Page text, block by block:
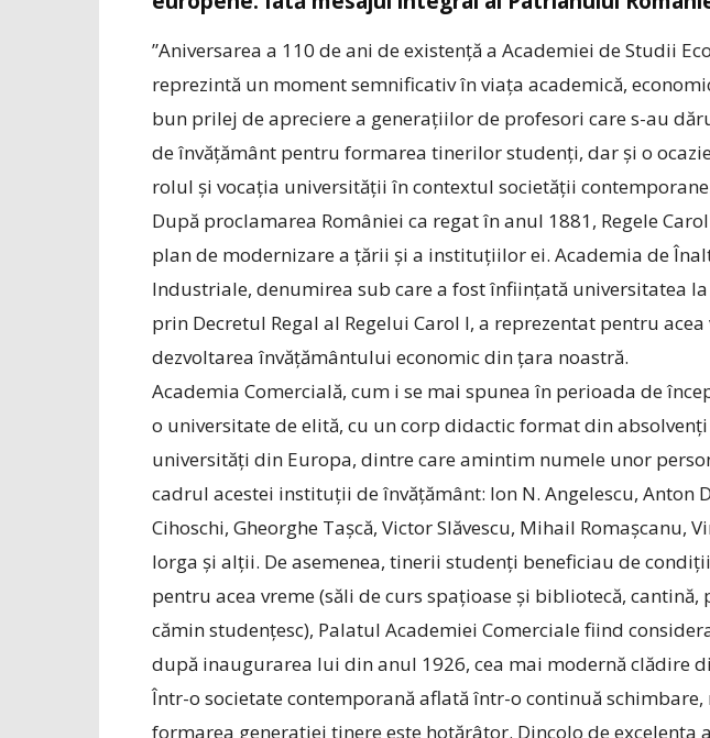
”Aniversarea a 110 de ani de existență a Academiei de Studii
reprezintă un moment semnificativ în viața academică,
bun prilej de apreciere a generațiilor de profesori care s-au
de învățământ pentru formarea tinerilor studenți, dar și o
rolul și vocația universității în contextul societății
După proclamarea României ca regat în anul 1881, Regele
plan de modernizare a țării și a instituțiilor ei. Academia de
Industriale, denumirea sub care a fost înființată universitatea
prin Decretul Regal al Regelui Carol I, a reprezentat pentru
dezvoltarea învățământului economic din țara noastră.
Academia Comercială, cum i se mai spunea în perioada de
o universitate de elită, cu un corp didactic format din
universități din Europa, dintre care amintim numele unor
cadrul acestei instituții de învățământ: Ion N. Angelescu, Anton
Cihoschi, Gheorghe Tașcă, Victor Slăvescu, Mihail Romașcanu,
Iorga și alții. De asemenea, tinerii studenți beneficiau de
pentru acea vreme (săli de curs spațioase și bibliotecă,
cămin studențesc), Palatul Academiei Comerciale fiind
după inaugurarea lui din anul 1926, cea mai modernă clădire
Într-o societate contemporană aflată într-o continuă
formarea generației tinere este hotărâtor. Dincolo de excelența